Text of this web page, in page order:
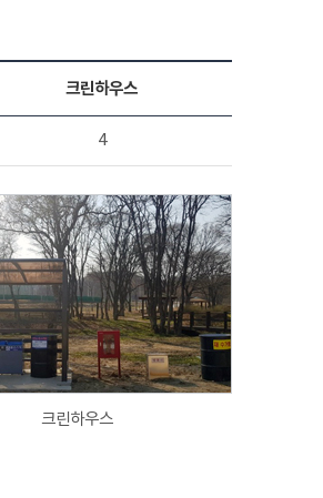
크린하우스
4
크린하우스